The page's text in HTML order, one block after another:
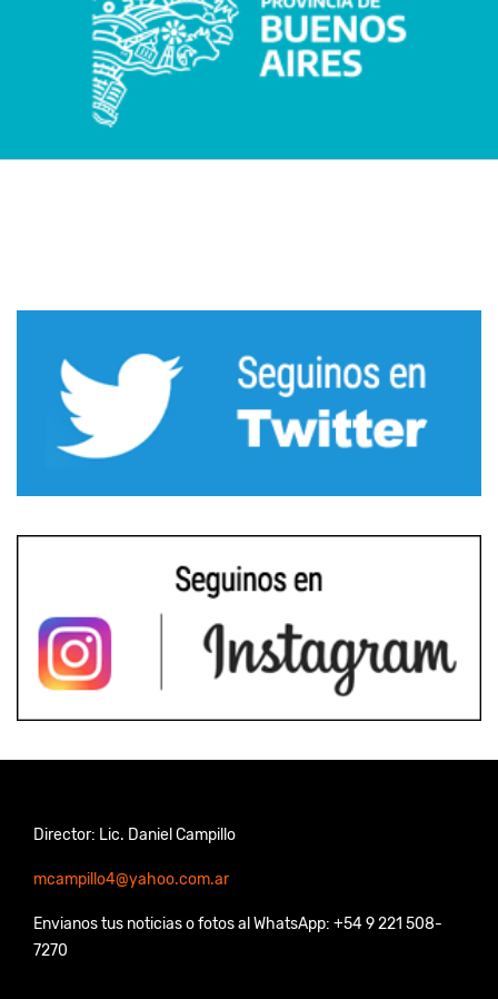
Director: Lic. Daniel Campillo
mcampillo4@yahoo.com.ar
Envianos tus noticias o fotos al WhatsApp: +54 9 221 508-
7270